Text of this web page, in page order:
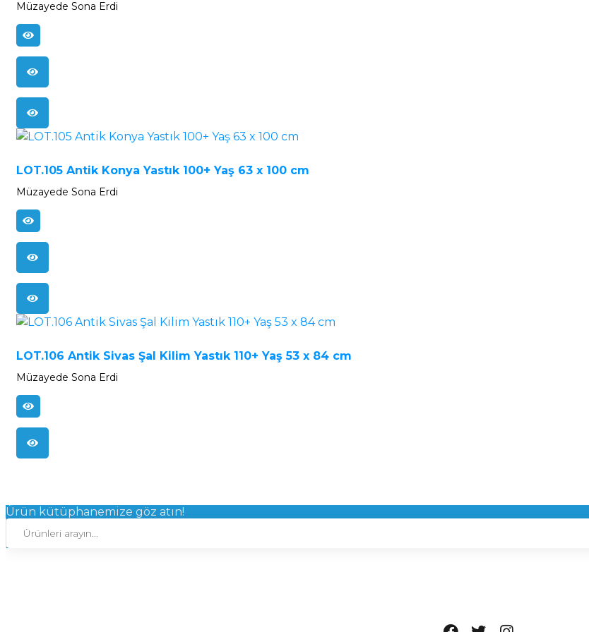
Müzayede Sona Erdi
LOT.105 Antik Konya Yastık 100+ Yaş 63 x 100 cm
Müzayede Sona Erdi
LOT.106 Antik Sivas Şal Kilim Yastık 110+ Yaş 53 x 84 cm
Müzayede Sona Erdi
Ürün kütüphanemize göz atın!